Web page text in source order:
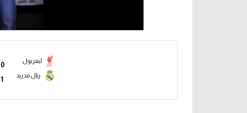
0
ليفربول
1
ريال مدريد